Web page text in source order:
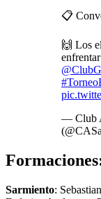
📋
🙌 Los
— Club
Sarmiento: